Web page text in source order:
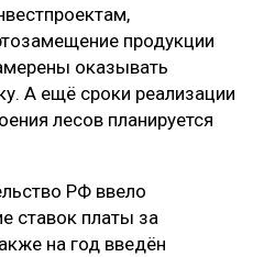
продукции
оказывать
А ещё сроки реализации
лесов планируется
РФ ввело
ставок платы за
на год введён